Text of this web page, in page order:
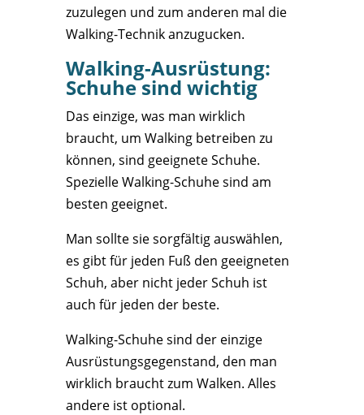
zuzulegen und zum anderen mal die
Walking-Technik anzugucken.
Walking-Ausrüstung:
Schuhe sind wichtig
Das einzige, was man wirklich
braucht, um Walking betreiben zu
können, sind geeignete Schuhe.
Spezielle Walking-Schuhe sind am
besten geeignet.
Man sollte sie sorgfältig auswählen,
es gibt für jeden Fuß den geeigneten
Schuh, aber nicht jeder Schuh ist
auch für jeden der beste.
Walking-Schuhe sind der einzige
Ausrüstungsgegenstand, den man
wirklich braucht zum Walken. Alles
andere ist optional.